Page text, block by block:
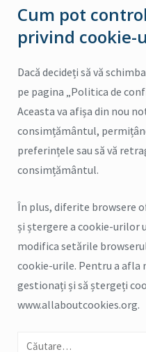
Cum pot
privind cookie-
Dacă decideți să vă
pe pagina „Politica de
Aceasta va afișa din nou
consimțământul,
preferințele sau să vă
consimțământul.
În plus, diferite browsere
și ștergere a cookie-urilor
modifica setările
cookie-urile. Pentru a afla
gestionați și să ștergeți
www.allaboutcookies.org.
Caută